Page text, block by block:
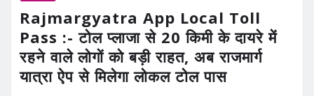
Rajmargyatra App Local Toll
Pass :- टोल प्लाजा से 20 किमी के दायरे में
रहने वाले लोगों को बड़ी राहत, अब राजमार्ग
यात्रा ऐप से मिलेगा लोकल टोल पास